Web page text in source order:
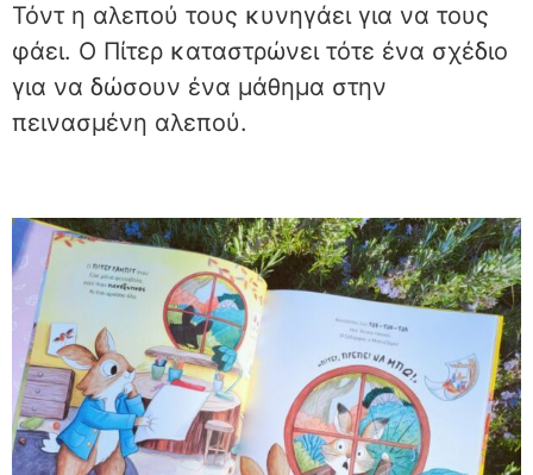
Τόντ η αλεπού τους κυνηγάει για να τους
φάει. Ο Πίτερ καταστρώνει τότε ένα σχέδιο
για να δώσουν ένα μάθημα στην
πεινασμένη αλεπού.